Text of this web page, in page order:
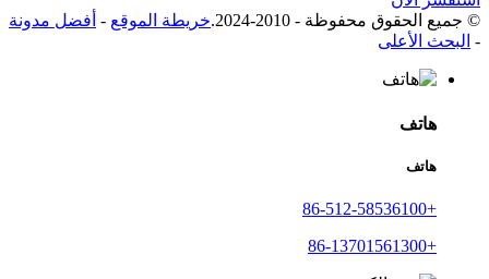
© جميع الحقوق محفوظة - 2010-2024.
خريطة الموقع - أفضل مدونة
- البحث الأعلى
هاتف
هاتف
+86-512-58536100
+86-13701561300